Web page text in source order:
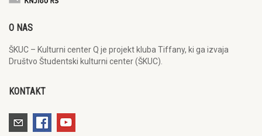
O NAS
ŠKUC – Kulturni center Q je projekt kluba Tiffany, ki ga izvaja
Društvo Študentski kulturni center (ŠKUC).
KONTAKT